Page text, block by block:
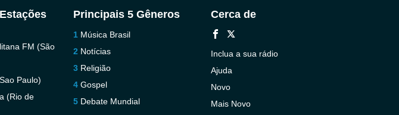
FM (São
Paulo)
(Rio de
Principais 5 Gêneros
Música Brasil
Notícias
Religião
Gospel
Debate Mundial
Cerca de
Inclua a sua rádio
Ajuda
Novo
Mais Novo